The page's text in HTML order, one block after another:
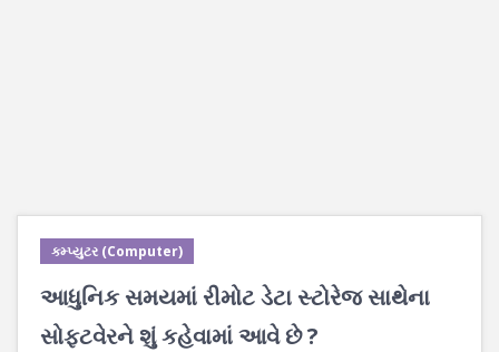
કમ્પ્યુટર (Computer)
આધુનિક સમયમાં રીમોટ ડેટા સ્ટોરેજ સાથેના
સોફ્ટવેરને શું કહેવામાં આવે છે ?